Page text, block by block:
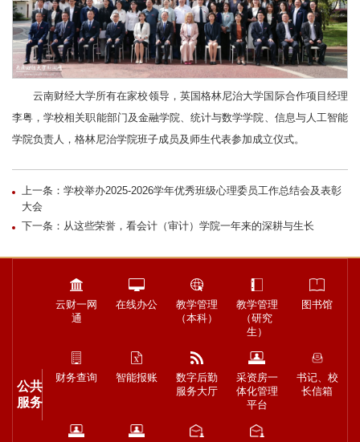
云南财经大学所有在家校领导，英国格林尼治大学国际合作项目经理
李粤，学校相关职能部门及金融学院、统计与数学学院、信息与人工智能
学院负责人，格林尼治学院班子成员及师生代表参加成立仪式。
上一条：学校举办2025-2026学年优秀班级心理委员工作总结会及表彰
大会
下一条：从这些荣誉，看会计（审计）学院一年来的深耕与生长
公共
服务
云财一网
通
在线办公
教学管理
（本科）
教学管理
（研究
生）
图书馆
财务查询 智能报账
数字后勤
服务大厅
采资房一
体化管理
平台
书记、校
长信箱